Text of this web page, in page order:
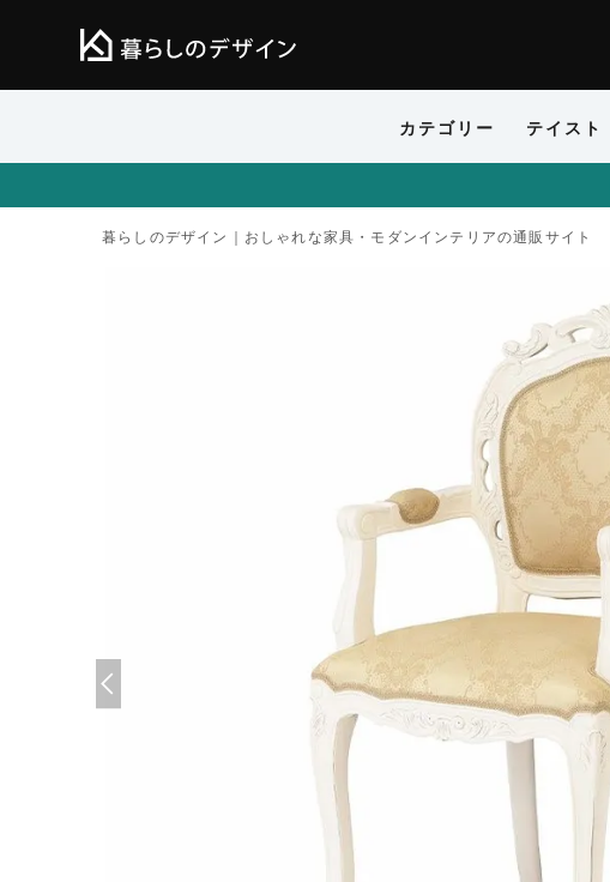
カテゴリー テイスト
暮らしのデザイン｜おしゃれな家具・モダンインテリアの通販サイト